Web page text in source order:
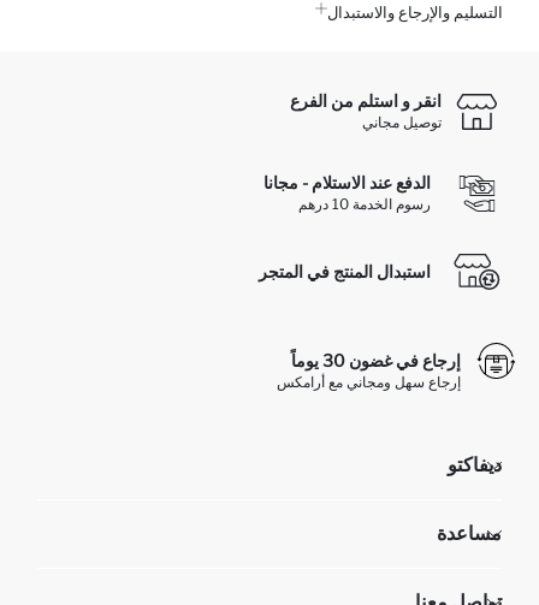
التسليم والإرجاع والاستبدال
انقر و استلم من الفرع
توصيل مجاني
الدفع عند الاستلام - مجانا
رسوم الخدمة 10 درهم
استبدال المنتج في المتجر
إرجاع في غضون 30 يوماً
إرجاع سهل ومجاني مع أرامكس
ديفاكتو
تعرف علينا
مساعدة